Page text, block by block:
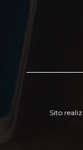
Sito